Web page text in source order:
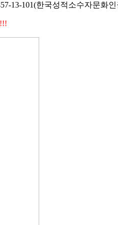
13-101(한국성적소수자문화